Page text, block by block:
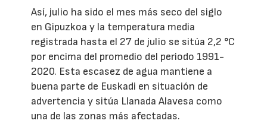
Así, julio ha sido el mes más seco del siglo
en Gipuzkoa y la temperatura media
registrada hasta el 27 de julio se sitúa 2,2 °C
por encima del promedio del periodo 1991-
2020. Esta escasez de agua mantiene a
buena parte de Euskadi en situación de
advertencia y sitúa Llanada Alavesa como
una de las zonas más afectadas.